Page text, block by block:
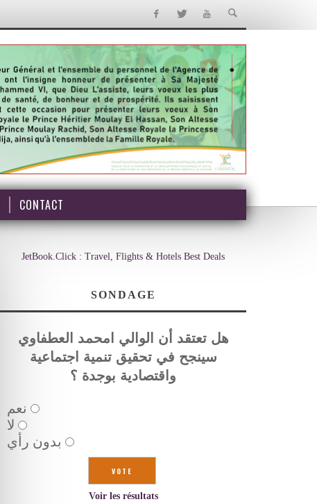
CONTACT
JetBook.Click : Travel, Flights & Hotels Best Deals
SONDAGE
هل تعتقد أن الوالي امحمد العطفاوي
سينجح في تحقيق تنمية اجتماعية
واقتصادية بوجدة ؟
نعم
لا
بدون رأي
Voir les résultats